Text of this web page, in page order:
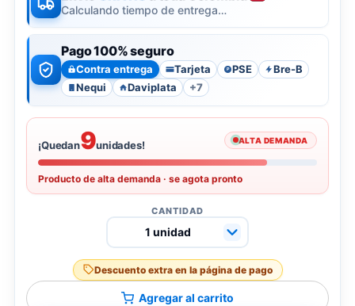
Calculando tiempo de entrega…
Pago 100% seguro
Contra entrega Tarjeta P PSE
Bre-B
Nequi
Daviplata +7
¡Quedan9unidades! ALTA DEMANDA
Producto de alta demanda · se agota pronto
CANTIDAD
Descuento extra en la página de pago
Agregar al carrito